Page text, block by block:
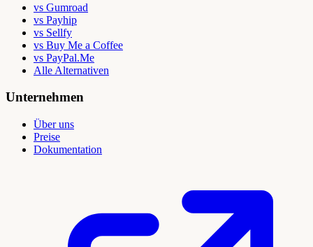
vs Gumroad
vs Payhip
vs Sellfy
vs Buy Me a Coffee
vs PayPal.Me
Alle Alternativen
Unternehmen
Über uns
Preise
Dokumentation